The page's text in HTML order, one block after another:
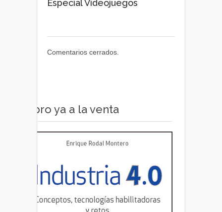
Especial Videojuegos
Comentarios cerrados.
Libro ya a la venta